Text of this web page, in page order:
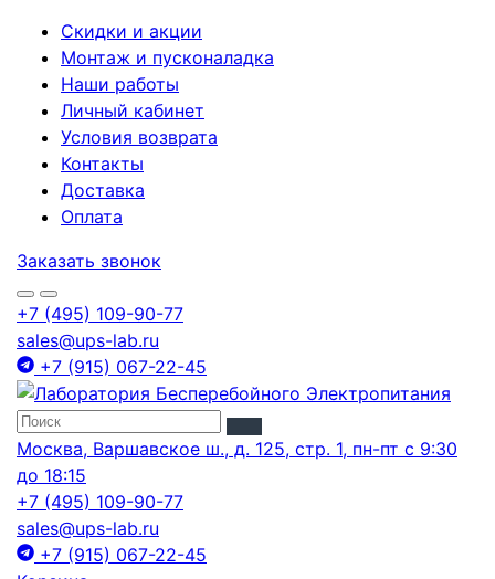
Скидки и акции
Монтаж и пусконаладка
Наши работы
Личный кабинет
Условия возврата
Контакты
Доставка
Оплата
Заказать звонок
+7 (495) 109-90-77
sales@ups-lab.ru
+7 (915) 067-22-45
Москва, Варшавское ш., д. 125, стр. 1, пн-пт с 9:30
до 18:15
+7 (495) 109-90-77
sales@ups-lab.ru
+7 (915) 067-22-45